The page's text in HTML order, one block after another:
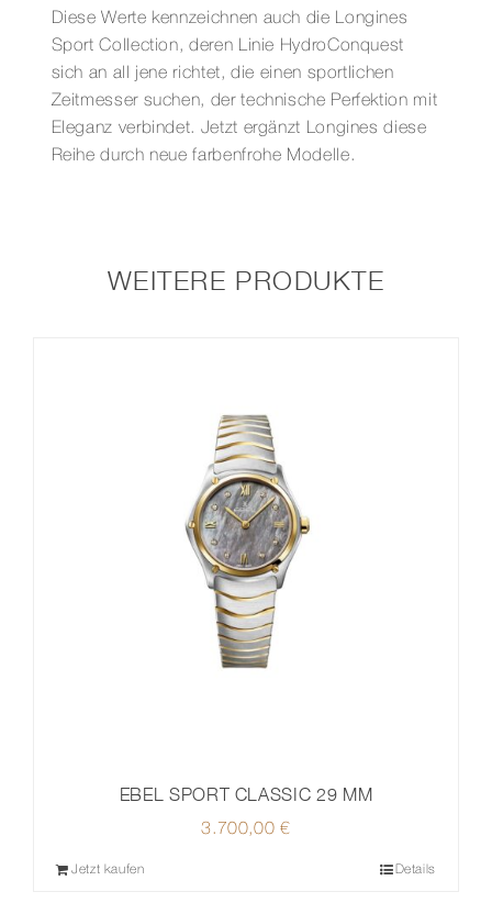
Diese Werte kennzeichnen auch die Longines
Sport Collection, deren Linie HydroConquest
sich an all jene richtet, die einen sportlichen
Zeitmesser suchen, der technische Perfektion mit
Eleganz verbindet. Jetzt ergänzt Longines diese
Reihe durch neue farbenfrohe Modelle.
WEITERE PRODUKTE
EBEL SPORT CLASSIC 29 MM
3.700,00€
Jetzt kaufen Details